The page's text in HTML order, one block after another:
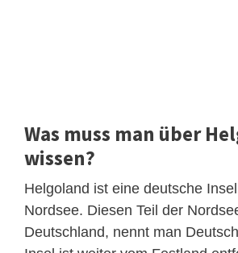
Was muss man über
wissen?
Helgoland ist eine deutsche
Nordsee. Diesen Teil der
Deutschland, nennt man